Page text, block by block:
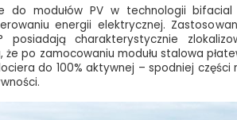
do modułów PV w technologii
energii elektrycznej.
charakterystycznie
po zamocowaniu modułu stalowa
do 100% aktywnej – spodniej